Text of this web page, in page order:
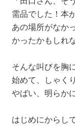
需品でした！本
あの場所がなか
かったかもしれ
そんな叫びを胸
始めて、しゃく
やばい、明らか
はじめにからし